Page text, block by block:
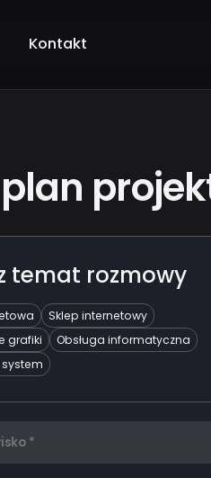
ulotek, plakatów
Kontakt
temat rozmowy
Sklep internetowy
grafiki
Obsługa informatyczna